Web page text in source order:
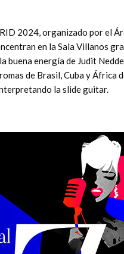
2024, organizado por el
en la Sala Villanos
buena energía de Judit
de Brasil, Cuba y África
la slide guitar.